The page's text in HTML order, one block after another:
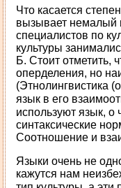
Что касается
вызывает немалый
специалистов по
культуры
Б. Стоит отметить,
оперделения, но
(Этнолингвистика
язык в его
используют язык, о
синтаксические
Соотношение и
Языки очень не
кажутся нам